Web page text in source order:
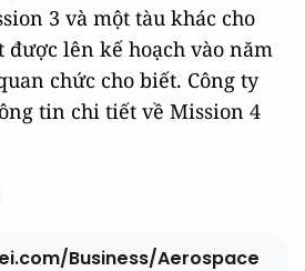
3 và một tàu khác cho
lên kế hoạch vào năm
chức cho biết. Công ty
tin chi tiết về Mission 4
Business/Aerospace